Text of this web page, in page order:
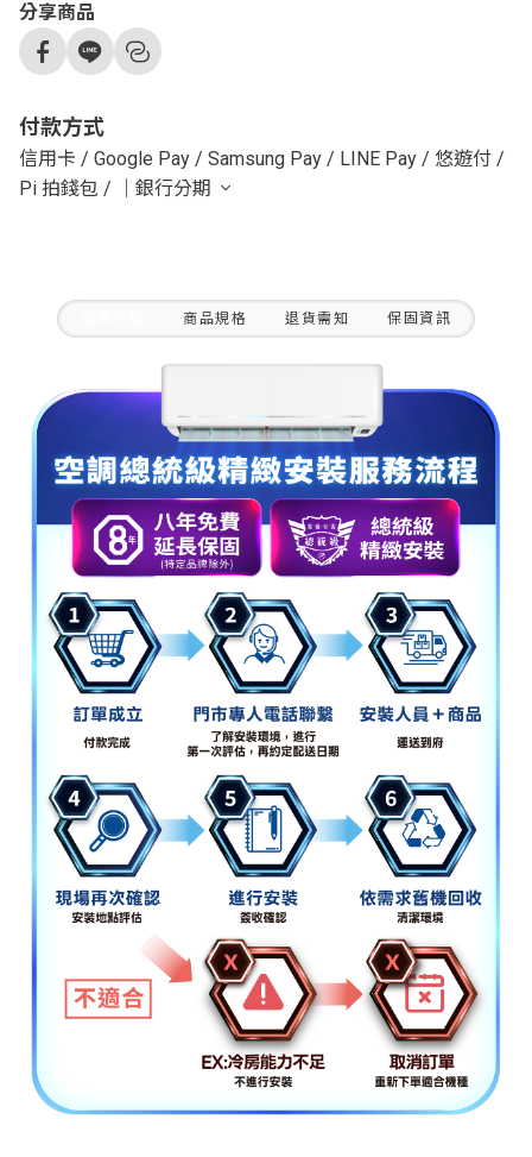
分享商品
付款方式
信用卡 / Google Pay / Samsung Pay / LINE Pay / 悠遊付 /
Pi 拍錢包 / ｜銀行分期
商品規格 退貨需知 保固資訊